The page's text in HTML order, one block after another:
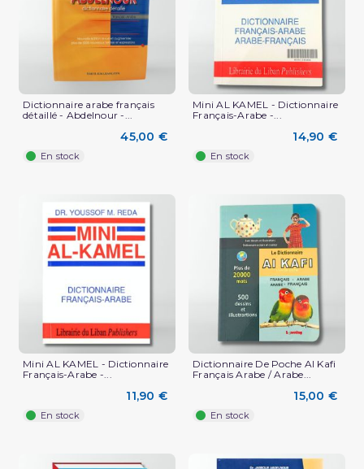
Dictionnaire arabe français
détaillé - Abdelnour -...
45,00 €
En stock
Mini AL KAMEL - Dictionnaire
Français-Arabe -...
14,90 €
En stock
Mini AL KAMEL - Dictionnaire
Français-Arabe -...
11,90 €
En stock
Dictionnaire De Poche Al Kafi
Français Arabe / Arabe...
15,00 €
En stock